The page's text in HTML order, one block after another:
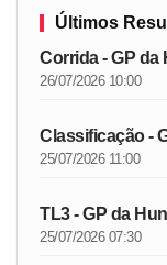
Últimos
Corrida - GP da
26/07/2026 10:00
Classificação -
25/07/2026 11:00
TL3 - GP da
25/07/2026 07:30